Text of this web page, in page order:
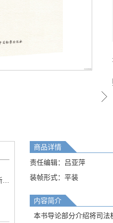
商品详情
责任编辑：吕亚萍
装帧形式：平装
内容简介
本书导论部分介绍将司